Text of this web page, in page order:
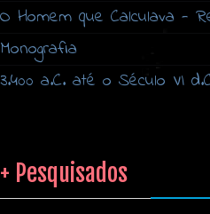
O Homem que Calculava -
Monografia
3.400 a.C. até o Século VI
+ Pesquisados